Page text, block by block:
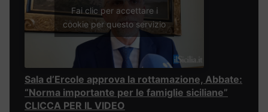
Fai clic per accettare i
cookie per questo servizio
Sala d’Ercole approva la rottamazione, Abbate:
“Norma importante per le famiglie siciliane”
CLICCA PER IL VIDEO